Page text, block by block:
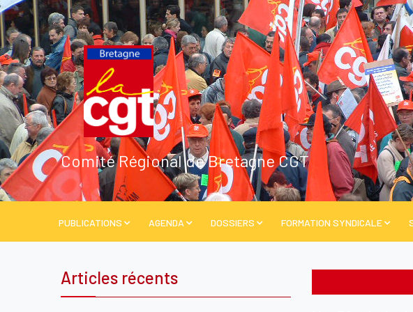
Comité Régional de Bretagne CGT
PUBLICATIONS AGENDA DOSSIERS FORMATION SYNDICALE
Articles récents